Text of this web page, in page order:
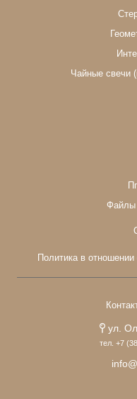
Чайные свечи
Файлы
Политика в
ул.
тел. +7